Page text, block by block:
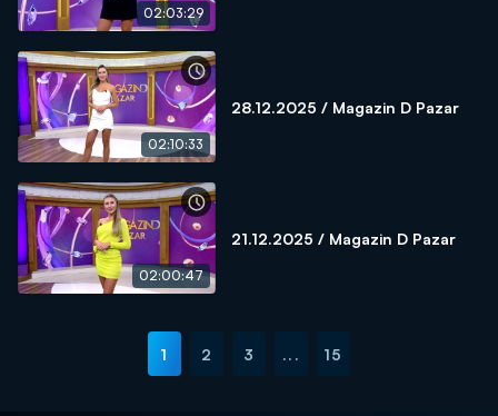
02:03:29
02:10:33
28.12.2025 / Magazin D Pazar
02:00:47
21.12.2025 / Magazin D Pazar
1 2 3 ... 15